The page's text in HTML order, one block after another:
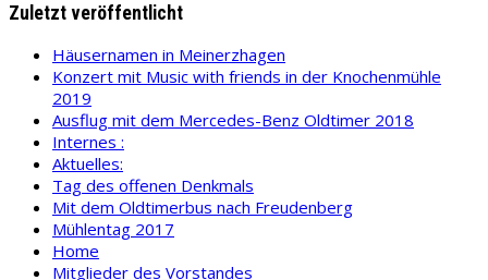
Zuletzt veröffentlicht
Häusernamen in Meinerzhagen
Konzert mit Music with friends in der Knochenmühle
2019
Ausflug mit dem Mercedes-Benz Oldtimer 2018
Internes :
Aktuelles:
Tag des offenen Denkmals
Mit dem Oldtimerbus nach Freudenberg
Mühlentag 2017
Home
Mitglieder des Vorstandes